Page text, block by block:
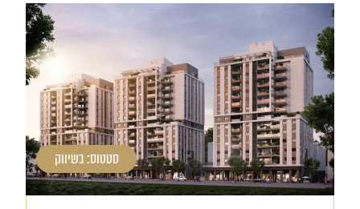
סטטוס: בשיווק